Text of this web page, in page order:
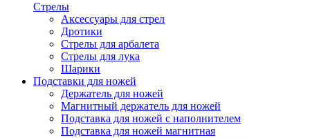
Стрелы
Аксессуары для стрел
Дротики
Стрелы для арбалета
Стрелы для лука
Шарики
Подставки для ножей
Держатель для ножей
Магнитный держатель для ножей
Подставка для ножей с наполнителем
Подставка для ножей магнитная